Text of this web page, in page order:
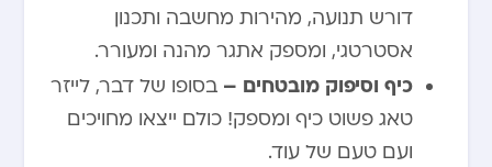
דורש תנועה, מהירות מחשבה ותכנון
אסטרטגי, ומספק אתגר מהנה ומעורר.
כיף וסיפוק מובטחים – בסופו של דבר, לייזר
טאג פשוט כיף ומספק! כולם ייצאו מחויכים
ועם טעם של עוד.